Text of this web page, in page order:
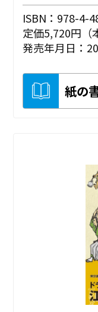
ISBN：978-4-
定価5,720円（
発売年月日：
紙の